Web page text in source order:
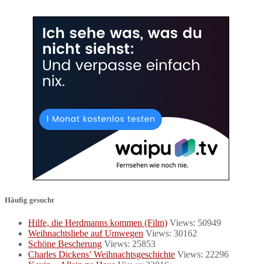
Häufig gesucht
Hilfe, die Herdmanns kommen (Film) Views: 50949
Weihnachtsliebe auf Umwegen Views: 30162
Schöne Bescherung Views: 25853
Charles Dickens’ Weihnachtsgeschichte Views: 22296